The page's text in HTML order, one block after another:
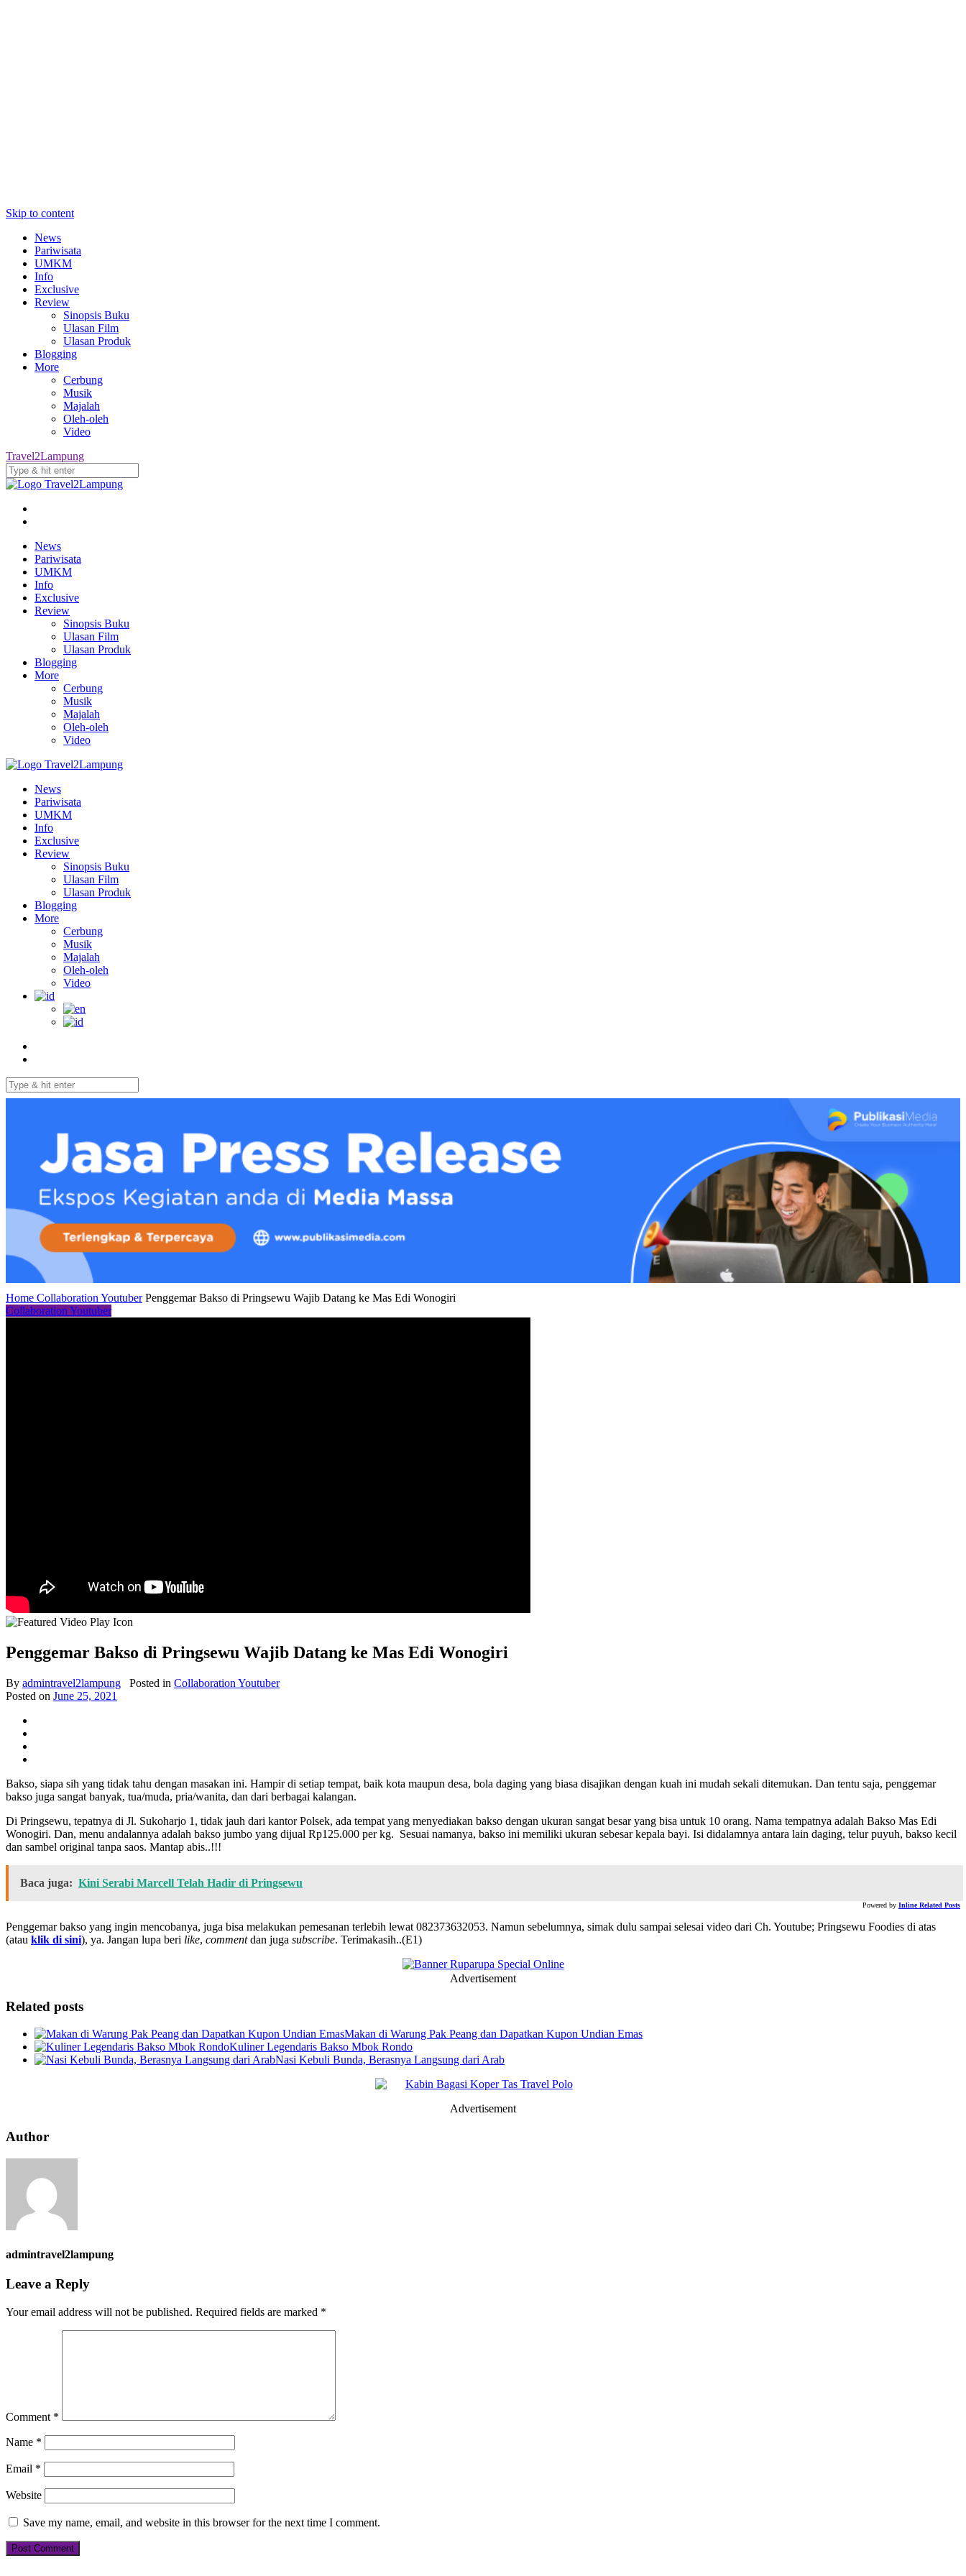
Skip to content
News
Pariwisata
UMKM
Info
Exclusive
Review
Sinopsis Buku
Ulasan Film
Ulasan Produk
Blogging
More
Cerbung
Musik
Majalah
Oleh-oleh
Video
Travel2Lampung
News
Pariwisata
UMKM
Info
Exclusive
Review
Sinopsis Buku
Ulasan Film
Ulasan Produk
Blogging
More
Cerbung
Musik
Majalah
Oleh-oleh
Video
News
Pariwisata
UMKM
Info
Exclusive
Review
Sinopsis Buku
Ulasan Film
Ulasan Produk
Blogging
More
Cerbung
Musik
Majalah
Oleh-oleh
Video
Home Collaboration Youtuber Penggemar Bakso di Pringsewu Wajib Datang ke Mas Edi Wonogiri
Collaboration Youtuber
Penggemar Bakso di Pringsewu Wajib Datang ke Mas Edi Wonogiri
By admintravel2lampung Posted in Collaboration Youtuber
Posted on June 25, 2021
Bakso, siapa sih yang tidak tahu dengan masakan ini. Hampir di setiap tempat, baik kota maupun desa, bola daging yang biasa disajikan dengan kuah ini mudah sekali ditemukan. Dan tentu saja, penggemar
bakso juga sangat banyak, tua/muda, pria/wanita, dan dari berbagai kalangan.
Di Pringsewu, tepatnya di Jl. Sukoharjo 1, tidak jauh dari kantor Polsek, ada tempat yang menyediakan bakso dengan ukuran sangat besar yang bisa untuk 10 orang. Nama tempatnya adalah Bakso Mas Edi
Wonogiri. Dan, menu andalannya adalah bakso jumbo yang dijual Rp125.000 per kg. Sesuai namanya, bakso ini memiliki ukuran sebesar kepala bayi. Isi didalamnya antara lain daging, telur puyuh, bakso kecil
dan sambel original tanpa saos. Mantap abis..!!!
Baca juga: Kini Serabi Marcell Telah Hadir di Pringsewu
Powered by Inline Related Posts
Penggemar bakso yang ingin mencobanya, juga bisa melakukan pemesanan terlebih lewat 082373632053. Namun sebelumnya, simak dulu sampai selesai video dari Ch. Youtube; Pringsewu Foodies di atas
(atau klik di sini), ya. Jangan lupa beri like, commentdan juga subscribe. Terimakasih..(E1)
Advertisement
Related posts
Makan di Warung Pak Peang dan Dapatkan Kupon Undian Emas
Kuliner Legendaris Bakso Mbok Rondo
Nasi Kebuli Bunda, Berasnya Langsung dari Arab
Advertisement
Author
admintravel2lampung
Leave a Reply
Your email address will not be published. Required fields are marked *
Comment *
Name *
Email *
Website
Save my name, email, and website in this browser for the next time I comment.